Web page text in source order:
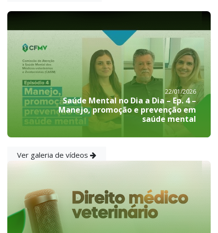
22/01/2026
Saúde Mental no Dia a Dia – Ep. 4 –
Manejo, promoção e prevenção em
saúde mental
Ver galeria de vídeos